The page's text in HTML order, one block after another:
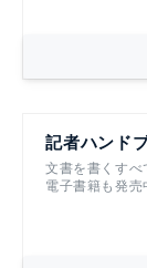
記者ハンド
文書を書くすべ
電子書籍も発売